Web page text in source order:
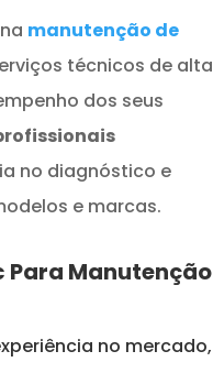
manutenção de
técnicos de alta
dos seus
no diagnóstico e
e marcas.
Para Manutenção
no mercado,